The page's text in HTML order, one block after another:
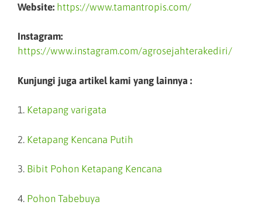
Website: https://www.tamantropis.com/
Instagram:
https://www.instagram.com/agrosejahterakediri/
Kunjungi juga artikel kami yang lainnya :
1. Ketapang varigata
2. Ketapang Kencana Putih
3. Bibit Pohon Ketapang Kencana
4. Pohon Tabebuya